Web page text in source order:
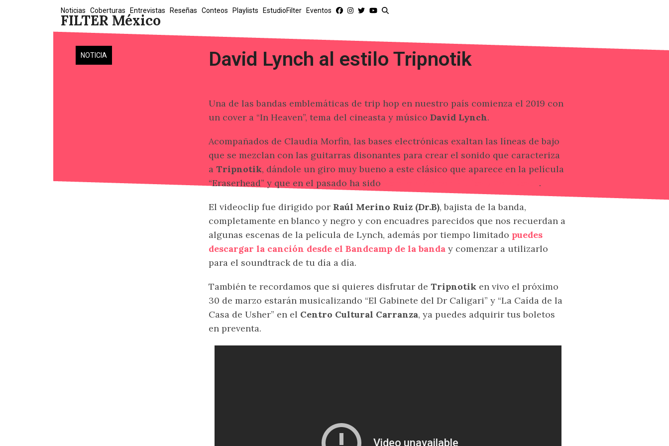
FILTER México
Noticias Coberturas Entrevistas Reseñas Conteos Playlists EstudioFilter Eventos
NOTICIA David Lynch al estilo Tripnotik
Una de las bandas emblemáticas de trip hop en nuestro país comienza el 2019 con
un cover a “In Heaven”, tema del cineasta y músico David Lynch.
Acompañados de Claudia Morfin, las bases electrónicas exaltan las líneas de bajo
que se mezclan con las guitarras disonantes para crear el sonido que caracteriza
a Tripnotik, dándole un giro muy bueno a este clásico que aparece en la película
“Eraserhead” y que en el pasado ha sido
.
El videoclip fue dirigido por Raúl Merino Ruiz (Dr.B), bajista de la banda,
completamente en blanco y negro y con encuadres parecidos que nos recuerdan a
algunas escenas de la película de Lynch, además por tiempo limitado puedes
descargar la canción desde el Bandcamp de la banda y comenzar a utilizarlo
para el soundtrack de tu día a día.
También te recordamos que si quieres disfrutar de Tripnotik en vivo el próximo
30 de marzo estarán musicalizando “El Gabinete del Dr Caligari” y “La Caída de la
Casa de Usher” en el Centro Cultural Carranza, ya puedes adquirir tus boletos
en preventa.